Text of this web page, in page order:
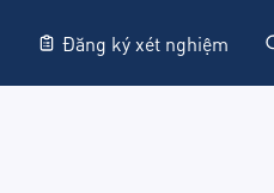
Đăng ký xét nghiệm